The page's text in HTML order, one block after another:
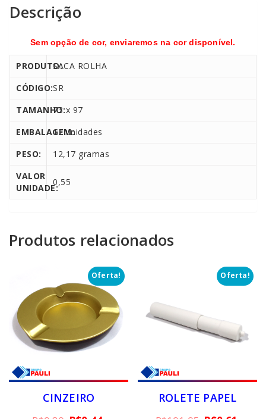
Descrição
Sem opção de cor, enviaremos na cor disponível.
PRODUTO:SACA ROLHA
CÓDIGO:SR
TAMANHO:73 x 97
EMBALAGEM:12 unidades
PESO:
12,17 gramas
VALOR
UNIDADE:
0,55
Produtos relacionados
Oferta!
CINZEIRO
Oferta!
ROLETE PAPEL